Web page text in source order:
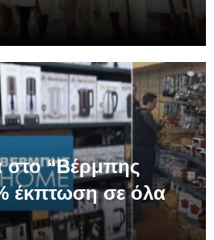
στο “Βέρμπης
έκπτωση σε όλα